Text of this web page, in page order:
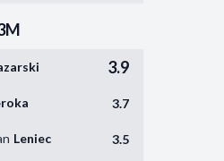
3.9
3.7
Leniec 3.5